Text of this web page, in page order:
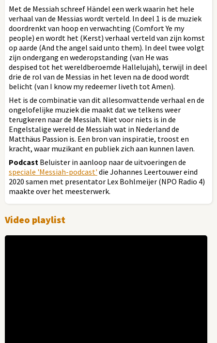
Met de Messiah schreef Händel een werk waarin het hele
verhaal van de Messias wordt verteld. In deel 1 is de muziek
doordrenkt van hoop en verwachting (Comfort Ye my
people) en wordt het (Kerst) verhaal verteld van zijn komst
op aarde (And the angel said unto them). In deel twee volgt
zijn ondergang en wederopstanding (van He was
despised tot het wereldberoemde Hallelujah), terwijl in deel
drie de rol van de Messias in het leven na de dood wordt
belicht (van I know my redeemer liveth tot Amen).
Het is de combinatie van dit allesomvattende verhaal en de
ongelofelijke muziek die maakt dat we telkens weer
terugkeren naar de Messiah. Niet voor niets is in de
Engelstalige wereld de Messiah wat in Nederland de
Matthäus Passion is. Een bron van inspiratie, troost en
kracht, waar muzikant en publiek zich aan kunnen laven.
Podcast Beluister in aanloop naar de uitvoeringen de
speciale 'Messiah-podcast'die Johannes Leertouwer eind
2020 samen met presentator Lex Bohlmeijer (NPO Radio 4)
maakte over het meesterwerk.
Video playlist